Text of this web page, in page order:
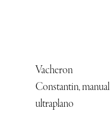
Vacheron
Constantin, manual
ultraplano